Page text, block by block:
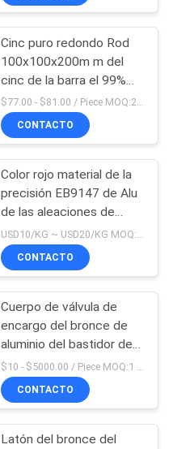
Cinc puro redondo Rod
100x100x200m m del
cinc de la barra el 99%
del cinc de la pureza
elevada
$77.00 - $81.00 / Piece MOQ:2 asientos
CONTACTO
Color rojo material de la
precisión EB9147 de Alu
de las aleaciones de
bastidor de aluminio de
ZL114A alto
USD10/KG ~ USD20/KG MOQ:50kg
CONTACTO
Cuerpo de válvula de
encargo del bronce de
aluminio del bastidor del
bronce de C95200
C95210
CONTACTO
Latón del bronce del